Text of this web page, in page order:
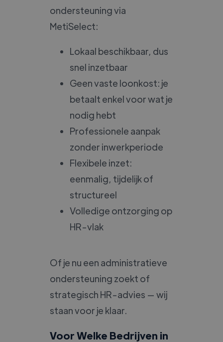
ondersteuning via
MetiSelect:
Lokaal beschikbaar, dus
snel inzetbaar
Geen vaste loonkost: je
betaalt enkel voor wat je
nodig hebt
Professionele aanpak
zonder inwerkperiode
Flexibele inzet:
eenmalig, tijdelijk of
structureel
Volledige ontzorging op
HR-vlak
Of je nu een administratieve
ondersteuning zoekt of
strategisch HR-advies — wij
staan voor je klaar.
Voor Welke Bedrijven in